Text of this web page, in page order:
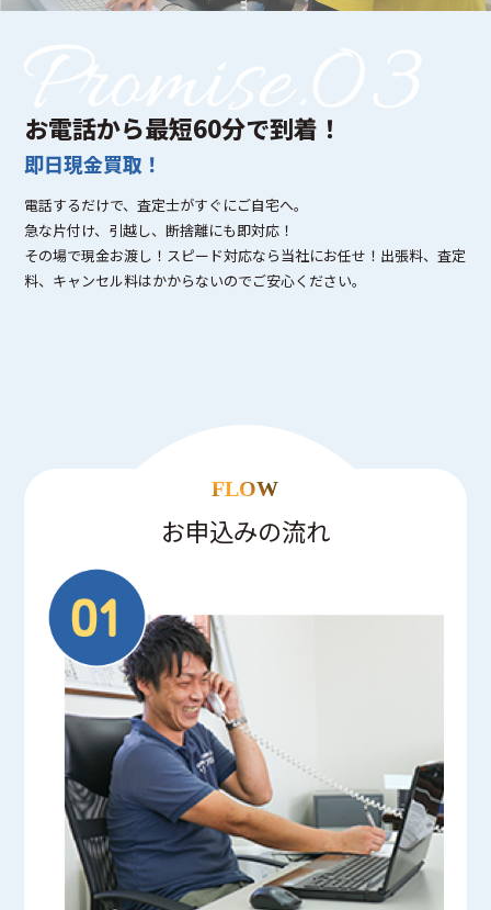
お電話から最短60分で到着！
即日現金買取！
電話するだけで、査定士がすぐにご自宅へ。
急な片付け、引越し、断捨離にも即対応！
その場で現金お渡し！スピード対応なら当社にお任せ！出張料、査定
料、キャンセル料はかからないのでご安心ください。
FLOW
お申込みの流れ